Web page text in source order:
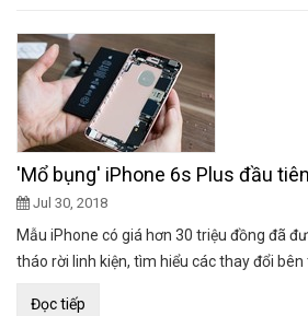
'Mổ bụng' iPhone 6s Plus đầu
Jul 30, 2018
Mẫu iPhone có giá hơn 30 triệu đồng đã
tháo rời linh kiện, tìm hiểu các thay đổi
Đọc tiếp